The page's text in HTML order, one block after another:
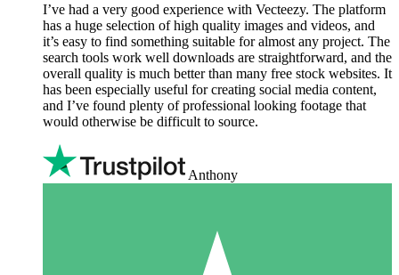
I’ve had a very good experience with Vecteezy. The platform
has a huge selection of high quality images and videos, and
it’s easy to find something suitable for almost any project. The
search tools work well downloads are straightforward, and the
overall quality is much better than many free stock websites. It
has been especially useful for creating social media content,
and I’ve found plenty of professional looking footage that
would otherwise be difficult to source.
Anthony